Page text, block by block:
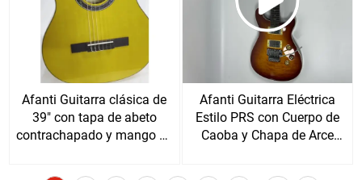
Afanti Guitarra clásica de
39" con tapa de abeto
contrachapado y mango de
Afanti Guitarra Eléctrica
Estilo PRS con Cuerpo de
Caoba y Chapa de Arce